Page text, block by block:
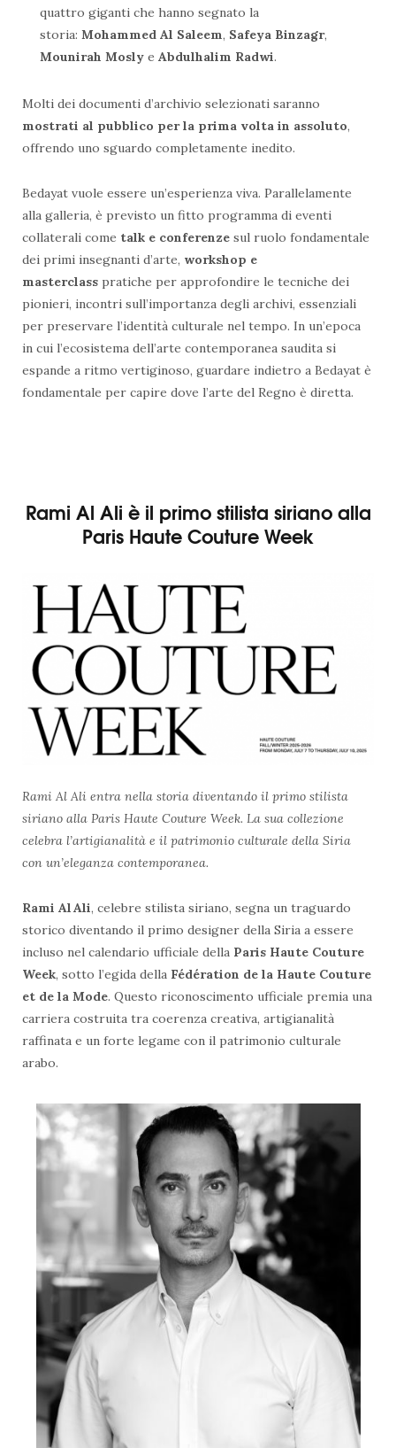
quattro giganti che hanno segnato la
storia: Mohammed Al Saleem, Safeya Binzagr,
Mounirah Mosly e Abdulhalim Radwi.
Molti dei documenti d’archivio selezionati saranno
mostrati al pubblico per la prima volta in assoluto,
offrendo uno sguardo completamente inedito.
Bedayat vuole essere un’esperienza viva. Parallelamente
alla galleria, è previsto un fitto programma di eventi
collaterali come talk e conferenze sul ruolo fondamentale
dei primi insegnanti d’arte, workshop e
masterclass pratiche per approfondire le tecniche dei
pionieri, incontri sull’importanza degli archivi, essenziali
per preservare l’identità culturale nel tempo. In un’epoca
in cui l’ecosistema dell’arte contemporanea saudita si
espande a ritmo vertiginoso, guardare indietro a Bedayat è
fondamentale per capire dove l’arte del Regno è diretta.
Rami Al Ali è il primo stilista siriano alla
Paris Haute Couture Week
Rami Al Ali entra nella storia diventando il primo stilista
siriano alla Paris Haute Couture Week. La sua collezione
celebra l’artigianalità e il patrimonio culturale della Siria
con un’eleganza contemporanea.
Rami Al Ali, celebre stilista siriano, segna un traguardo
storico diventando il primo designer della Siria a essere
incluso nel calendario ufficiale della Paris Haute Couture
Week, sotto l’egida della Fédération de la Haute Couture
et de la Mode. Questo riconoscimento ufficiale premia una
carriera costruita tra coerenza creativa, artigianalità
raffinata e un forte legame con il patrimonio culturale
arabo.